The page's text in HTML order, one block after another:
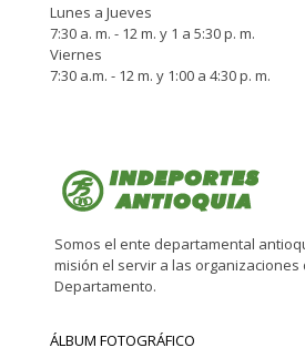
Lunes a Jueves
7:30 a. m. - 12 m. y 1 a 5:30 p. m.
Viernes
7:30 a.m. - 12 m. y 1:00 a 4:30 p. m.
Somos el ente departamental
misión el servir a las
Departamento.
ÁLBUM FOTOGRÁFICO